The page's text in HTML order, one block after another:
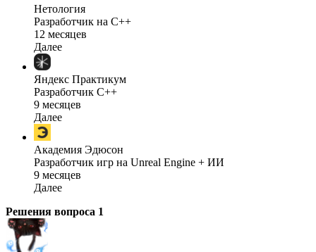
Нетология
Разработчик на C++
12 месяцев
Далее
Яндекс Практикум
Разработчик C++
9 месяцев
Далее
Академия Эдюсон
Разработчик игр на Unreal Engine + ИИ
9 месяцев
Далее
Решения вопроса 1